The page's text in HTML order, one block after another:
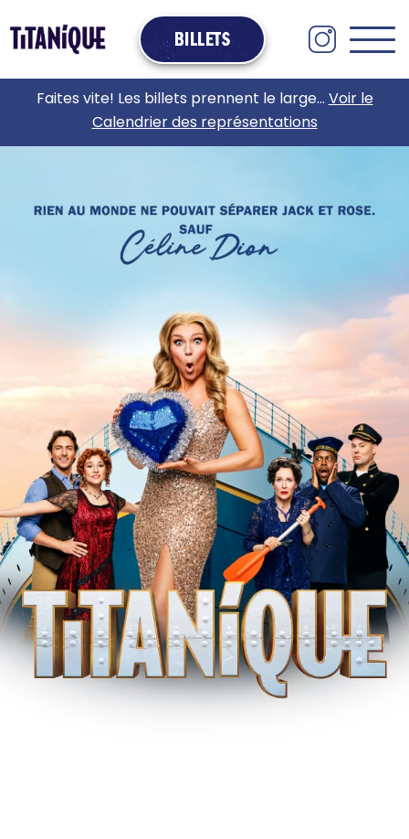
BILLETS
Faites vite! Les billets prennent le large…Voir le
Calendrier des représentations